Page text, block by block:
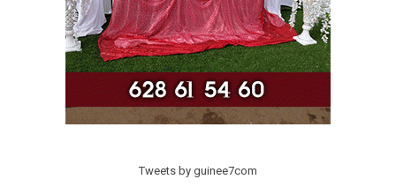
Tweets by guinee7com